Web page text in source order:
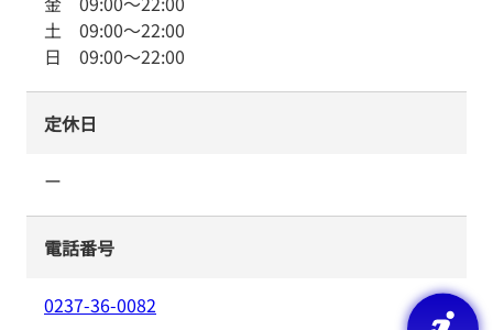
土 09:00～22:00
日 09:00～22:00
定休日
ー
電話番号
0237-36-0082